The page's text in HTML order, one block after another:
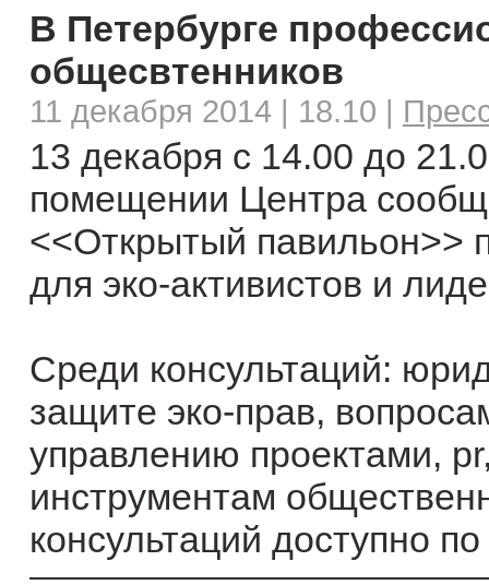
В Петербурге
общесвтенников
11 декабря 2014 | 18.10 |
13 декабря с 14.00 до
помещении Центра
<<Открытый павильон>>
для эко-активистов и
Среди консультаций:
защите эко-прав,
управлению проектами,
инструментам
консультаций доступно по